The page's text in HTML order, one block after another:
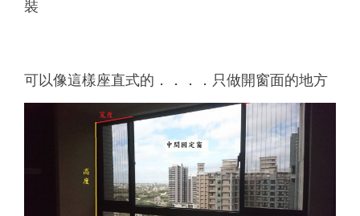
裝
可以像這樣座直式的．．．．只做開窗面的地方